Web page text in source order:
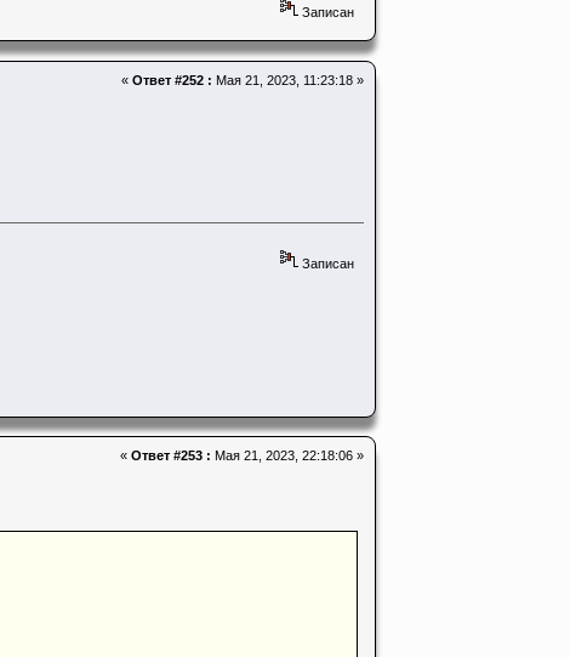
Записан
« Ответ #252 : Мая 21, 2023, 11:23:18 »
Записан
« Ответ #253 : Мая 21, 2023, 22:18:06 »